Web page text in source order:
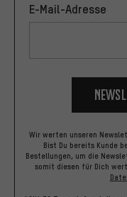
E-Mail-Adresse
Wir werten unseren
Bist Du bereits Kunde
Bestellungen, um die
somit diesen für Dich